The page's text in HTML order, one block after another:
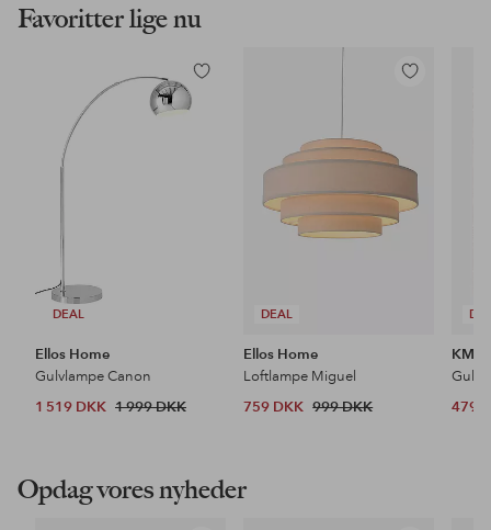
Favoritter lige nu
DEAL
Tilføj
til
Ellos Home
Gulvlampe Canon
1 519 DKK 1 999 DKK
DEAL
Tilføj
Ellos Home
Loftlampe Miguel
759 DKK 999 DKK
KM
479
Opdag vores nyheder